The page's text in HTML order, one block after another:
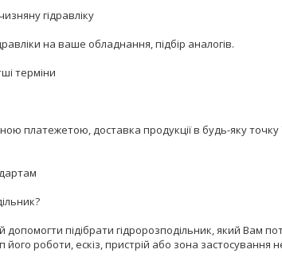
гідравліку
на ваше обладнання, підбір аналогів.
терміни
платежетою, доставка продукції в будь-яку
підібрати гідророзподільник, який Вам
роботи, ескіз, пристрій або зона застосування